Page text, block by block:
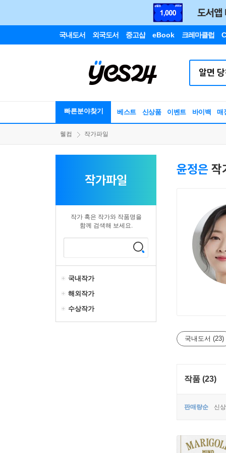
국내도서 외국도서 중고샵 eBook 크레마클럽
빠른분야찾기 베스트 신상품 이벤트 바이백 매
웰컴 작가파일
작가파일
작가 혹은 작가와 작품명을
함께 검색해 보세요.
국내작가
해외작가
수상작가
윤정은 작
국내도서 (23)
작품 (23)
판매량순 신